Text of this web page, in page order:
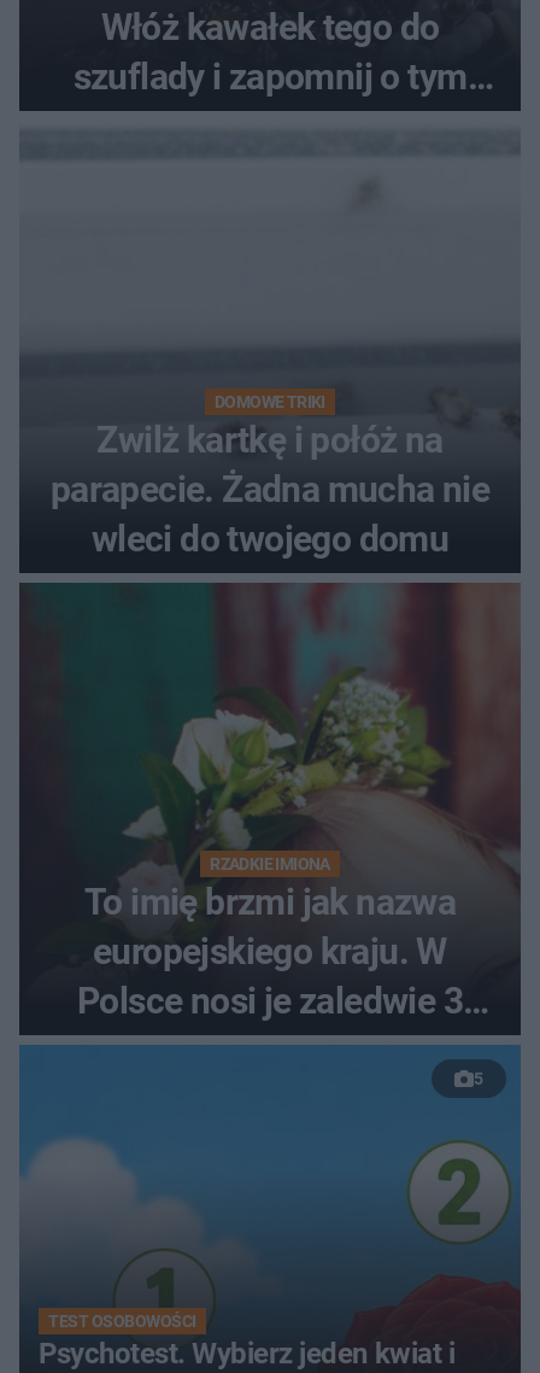
Włóż kawałek tego do
szuflady i zapomnij o tym
problemie. Sposób na
DOMOWE TRIKI
Zwilż kartkę i połóż na
parapecie. Żadna mucha nie
wleci do twojego domu
RZADKIE IMIONA
To imię brzmi jak nazwa
europejskiego kraju. W
Polsce nosi je zaledwie 3
kobiety
5
TEST OSOBOWOŚCI
Psychotest. Wybierz jeden kwiat i